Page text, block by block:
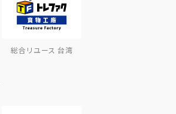
総合リユース 台湾